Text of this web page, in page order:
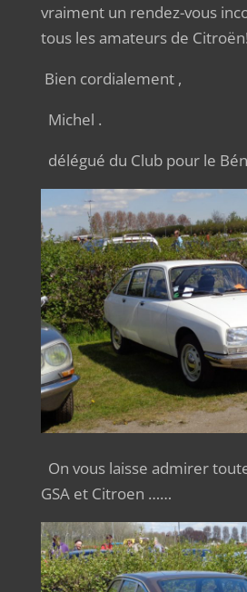
vraiment un rendez-vous
tous les amateurs de
Bien cordialement ,
Michel .
délégué du Club pour le
On vous laisse admirer
GSA et Citroen ……